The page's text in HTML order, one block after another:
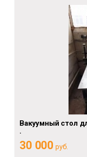
Вакуумный стол
.
30 000 руб.